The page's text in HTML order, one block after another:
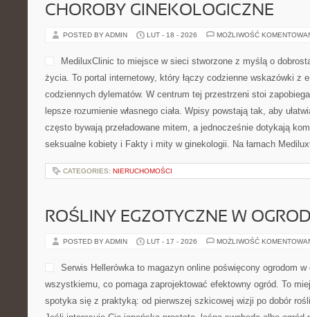
CHOROBY GINEKOLOGICZNE
POSTED BY ADMIN LUT - 18 - 2026 MOŻLIWOŚĆ
MediluxClinic to miejsce w sieci stworzone z myślą o
życia. To portal internetowy, który łączy codzienne wskazówki z
codziennych dylematów. W centrum tej przestrzeni stoi
lepsze rozumienie własnego ciała. Wpisy powstają tak, aby
często bywają przeładowane mitem, a jednocześnie dotykają
seksualne kobiety i Fakty i mity w ginekologii. Na łamach
CATEGORIES: NIERUCHOMOŚCI
ROŚLINY EGZOTYCZNE W
POSTED BY ADMIN LUT - 17 - 2026 MOŻLIWOŚĆ
Serwis Hellerówka to magazyn online poświęcony ogrodom
wszystkiemu, co pomaga zaprojektować efektowny ogród. To
spotyka się z praktyką: od pierwszej szkicowej wizji po dobór